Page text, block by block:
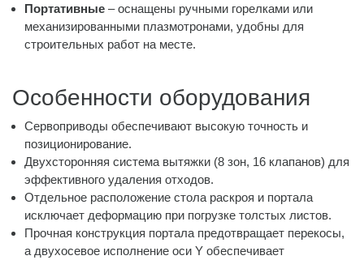
Портативные – оснащены ручными горелками или
механизированными плазмотронами, удобны для
строительных работ на месте.
Особенности оборудования
Сервоприводы обеспечивают высокую точность и
позиционирование.
Двухсторонняя система вытяжки (8 зон, 16 клапанов) для
эффективного удаления отходов.
Отдельное расположение стола раскроя и портала
исключает деформацию при погрузке толстых листов.
Прочная конструкция портала предотвращает перекосы,
а двухосевое исполнение оси Y обеспечивает